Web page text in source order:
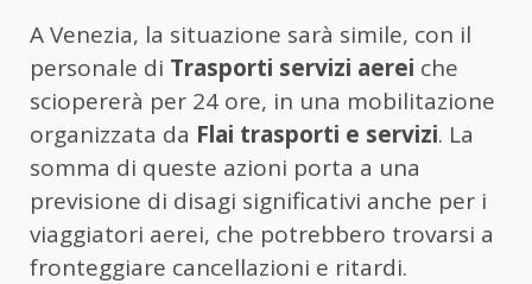
A Venezia, la situazione sarà simile, con il
personale di Trasporti servizi aerei che
sciopererà per 24 ore, in una mobilitazione
organizzata da Flai trasporti e servizi. La
somma di queste azioni porta a una
previsione di disagi significativi anche per i
viaggiatori aerei, che potrebbero trovarsi a
fronteggiare cancellazioni e ritardi.